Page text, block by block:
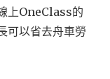
上OneClass的
可以省去舟車勞